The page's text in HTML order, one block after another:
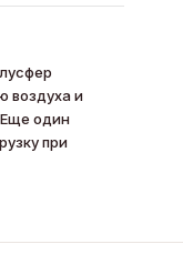
воздуха и
один
при